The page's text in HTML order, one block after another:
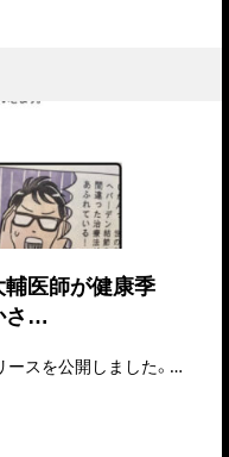
医師が健康季
さ…
今回、報道関係者様向けのプレスリリースを公開しました。歌島大輔医師が健康季刊雑誌「わかさ冬号」に…